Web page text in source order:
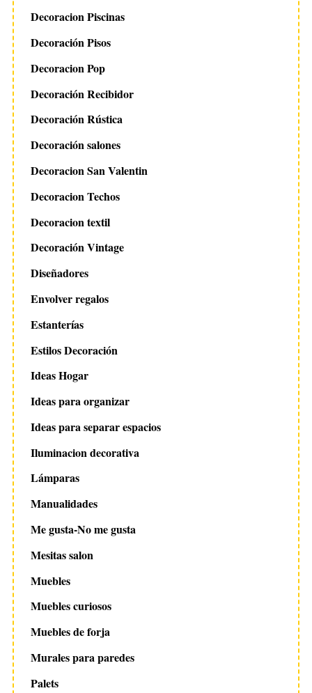
Decoracion Piscinas
Decoración Pisos
Decoracion Pop
Decoración Recibidor
Decoración Rústica
Decoración salones
Decoracion San Valentin
Decoracion Techos
Decoracion textil
Decoración Vintage
Diseñadores
Envolver regalos
Estanterías
Estilos Decoración
Ideas Hogar
Ideas para organizar
Ideas para separar espacios
Iluminacion decorativa
Lámparas
Manualidades
Me gusta-No me gusta
Mesitas salon
Muebles
Muebles curiosos
Muebles de forja
Murales para paredes
Palets